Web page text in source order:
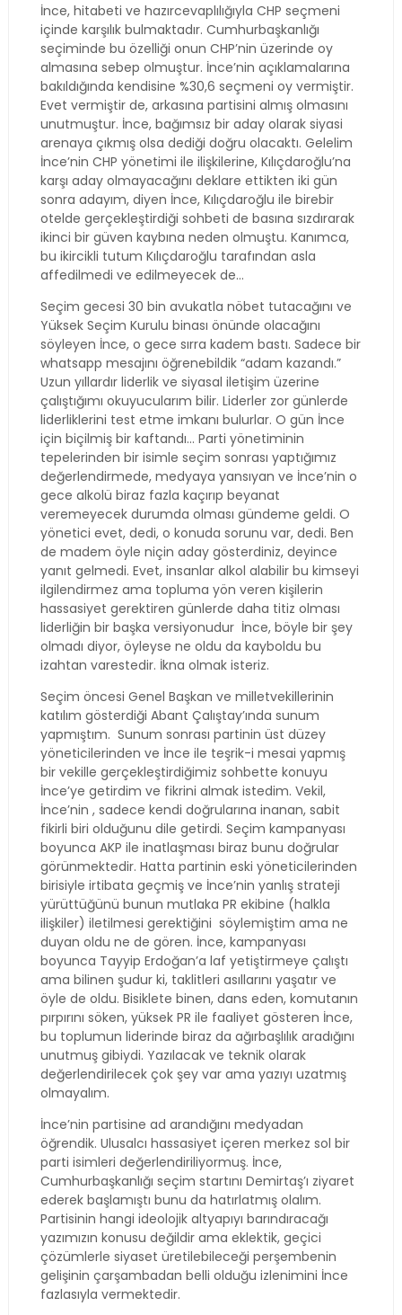
İnce, hitabeti ve hazırcevaplılığıyla CHP seçmeni
içinde karşılık bulmaktadır. Cumhurbaşkanlığı
seçiminde bu özelliği onun CHP’nin üzerinde oy
almasına sebep olmuştur. İnce’nin açıklamalarına
bakıldığında kendisine %30,6 seçmeni oy vermiştir.
Evet vermiştir de, arkasına partisini almış olmasını
unutmuştur. İnce, bağımsız bir aday olarak siyasi
arenaya çıkmış olsa dediği doğru olacaktı. Gelelim
İnce’nin CHP yönetimi ile ilişkilerine, Kılıçdaroğlu’na
karşı aday olmayacağını deklare ettikten iki gün
sonra adayım, diyen İnce, Kılıçdaroğlu ile birebir
otelde gerçekleştirdiği sohbeti de basına sızdırarak
ikinci bir güven kaybına neden olmuştu. Kanımca,
bu ikircikli tutum Kılıçdaroğlu tarafından asla
affedilmedi ve edilmeyecek de…
Seçim gecesi 30 bin avukatla nöbet tutacağını ve
Yüksek Seçim Kurulu binası önünde olacağını
söyleyen İnce, o gece sırra kadem bastı. Sadece bir
whatsapp mesajını öğrenebildik “adam kazandı.”
Uzun yıllardır liderlik ve siyasal iletişim üzerine
çalıştığımı okuyucularım bilir. Liderler zor günlerde
liderliklerini test etme imkanı bulurlar. O gün İnce
için biçilmiş bir kaftandı… Parti yönetiminin
tepelerinden bir isimle seçim sonrası yaptığımız
değerlendirmede, medyaya yansıyan ve İnce’nin o
gece alkolü biraz fazla kaçırıp beyanat
veremeyecek durumda olması gündeme geldi. O
yönetici evet, dedi, o konuda sorunu var, dedi. Ben
de madem öyle niçin aday gösterdiniz, deyince
yanıt gelmedi. Evet, insanlar alkol alabilir bu kimseyi
ilgilendirmez ama topluma yön veren kişilerin
hassasiyet gerektiren günlerde daha titiz olması
liderliğin bir başka versiyonudur İnce, böyle bir şey
olmadı diyor, öyleyse ne oldu da kayboldu bu
izahtan varestedir. İkna olmak isteriz.
Seçim öncesi Genel Başkan ve milletvekillerinin
katılım gösterdiği Abant Çalıştay’ında sunum
yapmıştım. Sunum sonrası partinin üst düzey
yöneticilerinden ve İnce ile teşrik-i mesai yapmış
bir vekille gerçekleştirdiğimiz sohbette konuyu
İnce’ye getirdim ve fikrini almak istedim. Vekil,
İnce’nin , sadece kendi doğrularına inanan, sabit
fikirli biri olduğunu dile getirdi. Seçim kampanyası
boyunca AKP ile inatlaşması biraz bunu doğrular
görünmektedir. Hatta partinin eski yöneticilerinden
birisiyle irtibata geçmiş ve İnce’nin yanlış strateji
yürüttüğünü bunun mutlaka PR ekibine (halkla
ilişkiler) iletilmesi gerektiğini söylemiştim ama ne
duyan oldu ne de gören. İnce, kampanyası
boyunca Tayyip Erdoğan’a laf yetiştirmeye çalıştı
ama bilinen şudur ki, taklitleri asıllarını yaşatır ve
öyle de oldu. Bisiklete binen, dans eden, komutanın
pırpırını söken, yüksek PR ile faaliyet gösteren İnce,
bu toplumun liderinde biraz da ağırbaşlılık aradığını
unutmuş gibiydi. Yazılacak ve teknik olarak
değerlendirilecek çok şey var ama yazıyı uzatmış
olmayalım.
İnce’nin partisine ad arandığını medyadan
öğrendik. Ulusalcı hassasiyet içeren merkez sol bir
parti isimleri değerlendiriliyormuş. İnce,
Cumhurbaşkanlığı seçim startını Demirtaş’ı ziyaret
ederek başlamıştı bunu da hatırlatmış olalım.
Partisinin hangi ideolojik altyapıyı barındıracağı
yazımızın konusu değildir ama eklektik, geçici
çözümlerle siyaset üretilebileceği perşembenin
gelişinin çarşambadan belli olduğu izlenimini İnce
fazlasıyla vermektedir.